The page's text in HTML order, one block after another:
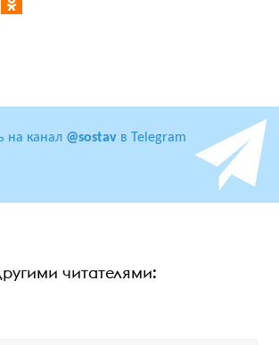
на канал @sostav в Telegram
читателями: